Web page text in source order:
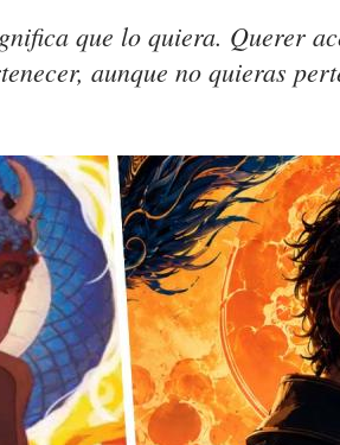
que lo quiera. Querer
aunque no quieras